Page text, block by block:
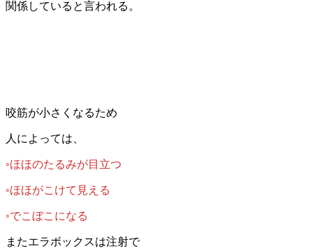
関係していると言われる。
咬筋が小さくなるため
人によっては、
◦ほほのたるみが目立つ
◦ほほがこけて見える
◦でこぼこになる
またエラボックスは注射で